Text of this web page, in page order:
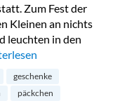
Zum Fest der
Kleinen an nichts
leuchten in den
für Pänz:
geschenke
päckchen